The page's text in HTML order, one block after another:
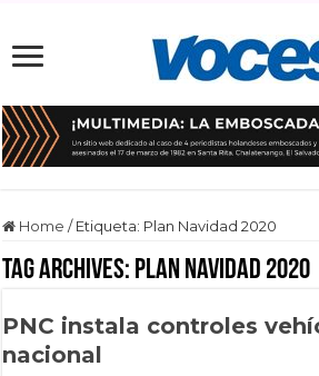
Home / Etiqueta: Plan Navidad 2020
Tag Archives: Plan Navidad 2020
PNC instala controles
nacional